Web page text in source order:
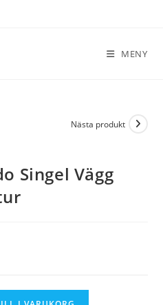
MENY
Nästa produkt
Singel Vägg